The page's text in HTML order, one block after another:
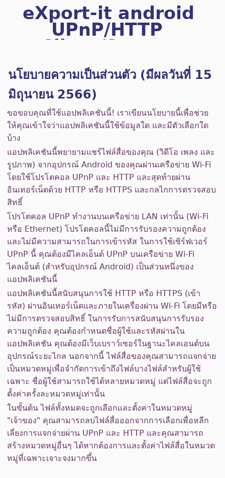
eXport-it android
UPnP/HTTP
Client/Server
นโยบายความเป็นส่วนตัว (มีผลวันที่ 15
มิถุนายน 2566)
ขอขอบคุณที่ใช้แอปพลิเคชันนี้! เราเขียนนโยบายนี้เพื่อช่วย
ให้คุณเข้าใจว่าแอปพลิเคชันนี้ใช้ข้อมูลใด และมีตัวเลือกใด
บ้าง
แอปพลิเคชันนี้พยายามแชร์ไฟล์สื่อของคุณ (วิดีโอ เพลง และ
รูปภาพ) จากอุปกรณ์ Android ของคุณผ่านเครือข่าย Wi-Fi
โดยใช้โปรโตคอล UPnP และ HTTP และสุดท้ายผ่าน
อินเทอร์เน็ตด้วย HTTP หรือ HTTPS และกลไกการตรวจสอบ
สิทธิ์
โปรโตคอล UPnP ทำงานบนเครือข่าย LAN เท่านั้น (Wi-Fi
หรือ Ethernet) โปรโตคอลนี้ไม่มีการรับรองความถูกต้อง
และไม่มีความสามารถในการเข้ารหัส ในการใช้เซิร์ฟเวอร์
UPnP นี้ คุณต้องมีไคลเอ็นต์ UPnP บนเครือข่าย Wi-Fi
ไคลเอ็นต์ (สำหรับอุปกรณ์ Android) เป็นส่วนหนึ่งของ
แอปพลิเคชันนี้
แอปพลิเคชันนี้สนับสนุนการใช้ HTTP หรือ HTTPS (เข้า
รหัส) ผ่านอินเทอร์เน็ตและภายในเครื่องผ่าน Wi-Fi โดยมีหรือ
ไม่มีการตรวจสอบสิทธิ์ ในการรับการสนับสนุนการรับรอง
ความถูกต้อง คุณต้องกำหนดชื่อผู้ใช้และรหัสผ่านใน
แอปพลิเคชัน คุณต้องมีเว็บเบราว์เซอร์ในฐานะไคลเอนต์บน
อุปกรณ์ระยะไกล นอกจากนี้ ไฟล์สื่อของคุณสามารถแจกจ่าย
เป็นหมวดหมู่เพื่อจำกัดการเข้าถึงไฟล์บางไฟล์สำหรับผู้ใช้
เฉพาะ ชื่อผู้ใช้สามารถใช้ได้หลายหมวดหมู่ แต่ไฟล์สื่อจะถูก
ตั้งค่าครั้งละหมวดหมู่เท่านั้น
ในขั้นต้น ไฟล์ทั้งหมดจะถูกเลือกและตั้งค่าในหมวดหมู่
"เจ้าของ" คุณสามารถลบไฟล์สื่อออกจากการเลือกเพื่อหลีก
เลี่ยงการแจกจ่ายผ่าน UPnP และ HTTP และคุณสามารถ
สร้างหมวดหมู่อื่นๆ ได้หากต้องการและตั้งค่าไฟล์สื่อในหมวด
หมู่ที่เฉพาะเจาะจงมากขึ้น